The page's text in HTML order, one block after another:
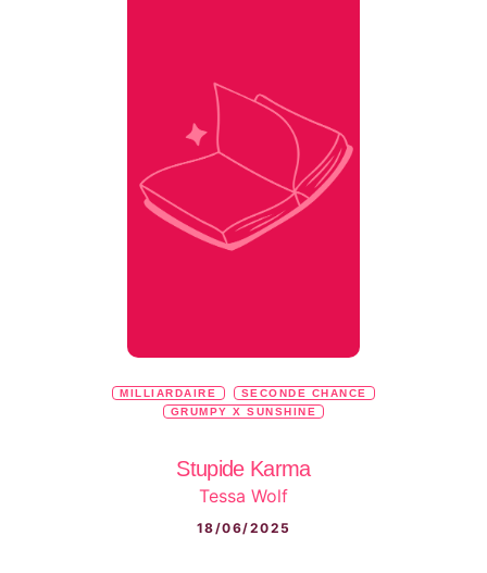
MILLIARDAIRE
SECONDE CHANCE
GRUMPY X SUNSHINE
Stupide Karma
Tessa Wolf
18/06/2025